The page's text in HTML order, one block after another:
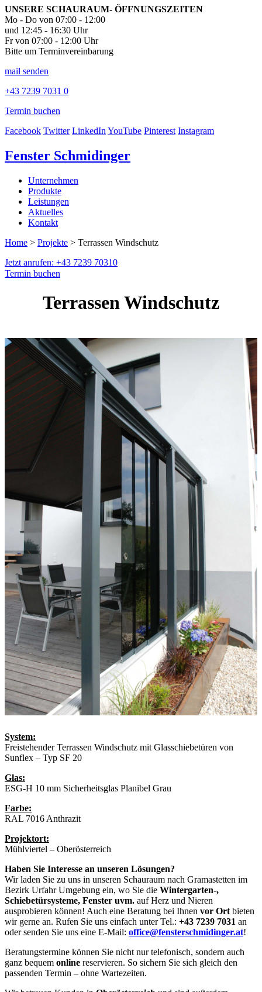
UNSERE SCHAURAUM- ÖFFNUNGSZEITEN
Mo - Do von 07:00 - 12:00
und 12:45 - 16:30 Uhr
Fr von 07:00 - 12:00 Uhr
Bitte um Terminvereinbarung
mail senden
+43 7239 7031 0
Termin buchen
Facebook Twitter LinkedInYouTube Pinterest Instagram
Fenster Schmidinger
Unternehmen
Produkte
Leistungen
Aktuelles
Kontakt
Home > Projekte > Terrassen Windschutz
Jetzt anrufen: +43 7239 70310
Termin buchen
Terrassen Windschutz
System:
Freistehender Terrassen Windschutz mit Glasschiebetüren von
Sunflex – Typ SF 20
Glas:
ESG-H 10 mm Sicherheitsglas Planibel Grau
Farbe:
RAL 7016 Anthrazit
Projektort:
Mühlviertel – Oberösterreich
Haben Sie Interesse an unseren Lösungen?
Wir laden Sie zu uns in unseren Schauraum nach Gramastetten im
Bezirk Urfahr Umgebung ein, wo Sie die Wintergarten-,
Schiebetürsysteme, Fenster uvm. auf Herz und Nieren
ausprobieren können! Auch eine Beratung bei Ihnen vor Ort bieten
wir gerne an. Rufen Sie uns einfach unter Tel.: +43 7239 7031 an
oder senden Sie uns eine E-Mail: office@fensterschmidinger.at!
Beratungstermine können Sie nicht nur telefonisch, sondern auch
ganz bequem online reservieren. So sichern Sie sich gleich den
passenden Termin – ohne Wartezeiten.